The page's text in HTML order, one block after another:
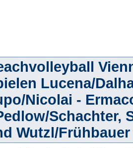
Lucena/
Nicolai -
Schachter,
Wutzl/